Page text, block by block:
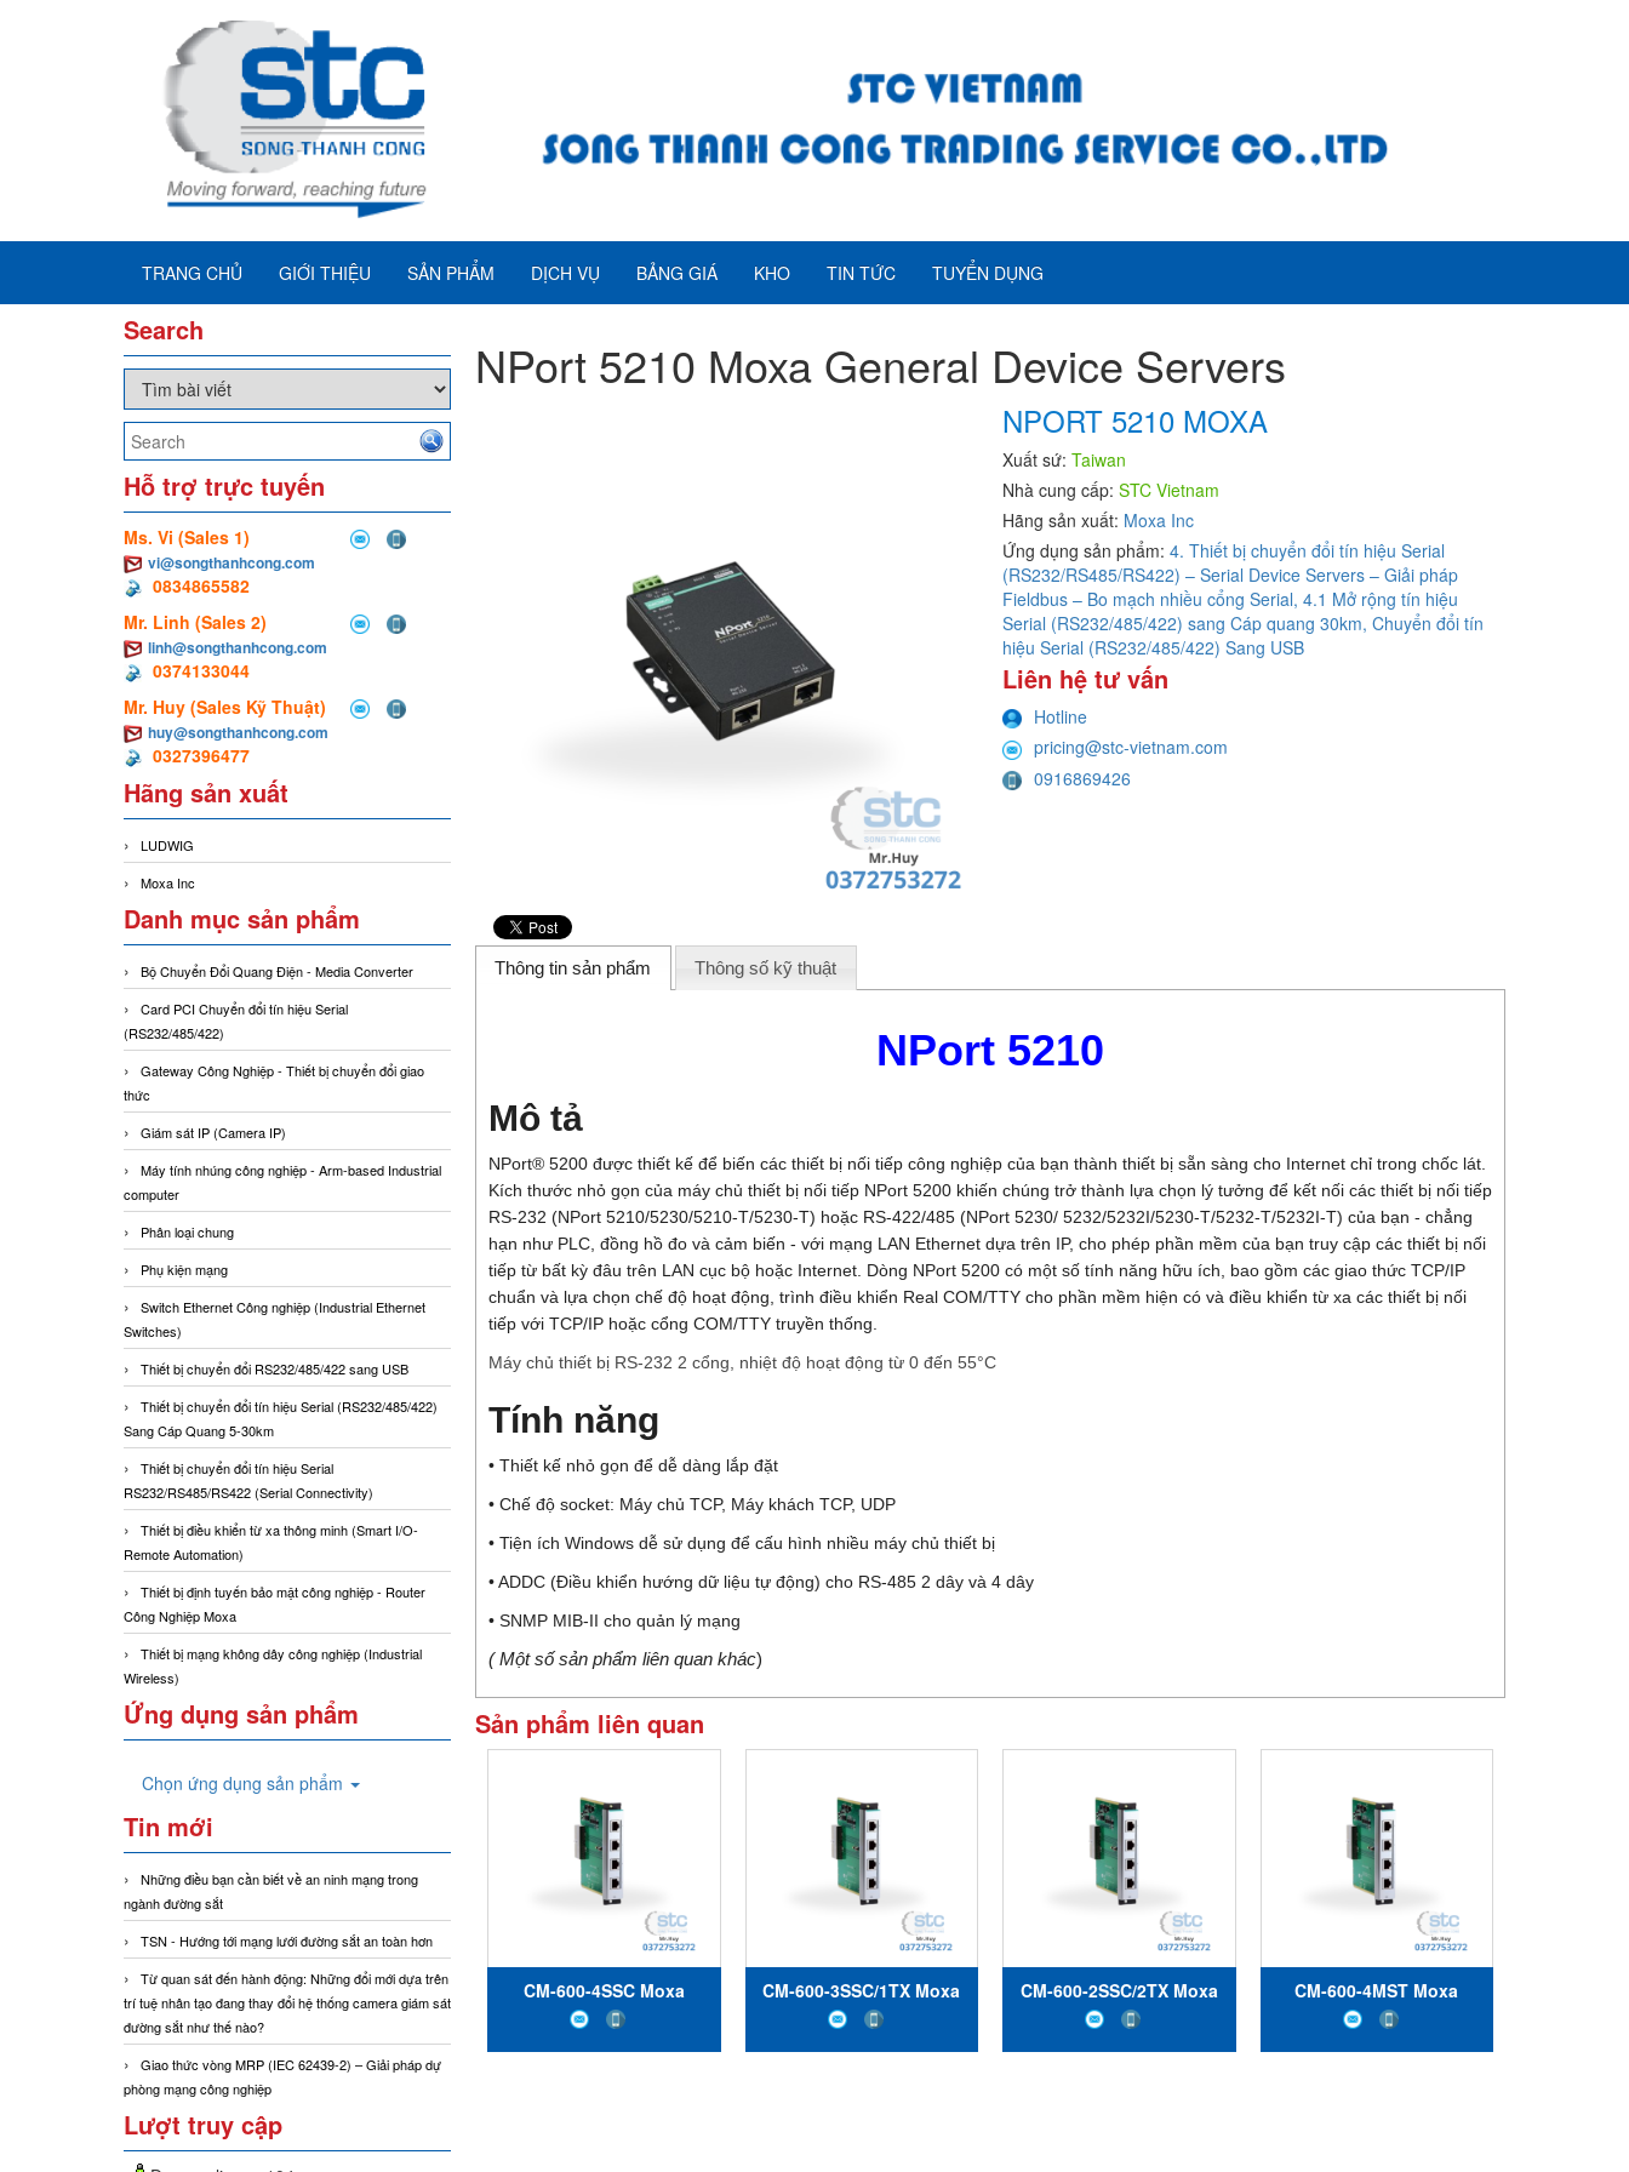
TRANG CHỦ GIỚI THIỆU SẢN PHẨM DỊCH VỤ BẢNG GIÁ KHO TIN TỨC TUYỂN DỤNG
Search
Hỗ trợ trực tuyến
Ms. Vi (Sales 1)
vi@songthanhcong.com
0834865582
Mr. Linh (Sales 2)
linh@songthanhcong.com
0374133044
Mr. Huy (Sales Kỹ Thuật)
huy@songthanhcong.com
0327396477
Hãng sản xuất
LUDWIG
Moxa Inc
Danh mục sản phẩm
Bộ Chuyển Đổi Quang Điện - Media Converter
Card PCI Chuyển đổi tín hiệu Serial
(RS232/485/422)
Gateway Công Nghiệp - Thiết bị chuyển đổi giao
thức
Giám sát IP (Camera IP)
Máy tính nhúng công nghiệp - Arm-based Industrial
computer
Phân loại chung
Phụ kiện mạng
Switch Ethernet Công nghiệp (Industrial Ethernet
Switches)
Thiết bị chuyển đổi RS232/485/422 sang USB
Thiết bị chuyển đổi tín hiệu Serial (RS232/485/422)
Sang Cáp Quang 5-30km
Thiết bị chuyển đổi tín hiệu Serial
RS232/RS485/RS422 (Serial Connectivity)
Thiết bị điều khiển từ xa thông minh (Smart I/O-
Remote Automation)
Thiết bị định tuyến bảo mật công nghiệp - Router
Công Nghiệp Moxa
Thiết bị mạng không dây công nghiệp (Industrial
Wireless)
Ứng dụng sản phẩm
Chọn ứng dụng sản phẩm
Tin mới
Những điều bạn cần biết về an ninh mạng trong
ngành đường sắt
TSN - Hướng tới mạng lưới đường sắt an toàn hơn
Từ quan sát đến hành động: Những đổi mới dựa trên
trí tuệ nhân tạo đang thay đổi hệ thống camera giám sát
đường sắt như thế nào?
Giao thức vòng MRP (IEC 62439-2) – Giải pháp dự
phòng mạng công nghiệp
Lượt truy cập
NPort 5210 Moxa General Device Servers
NPORT 5210 MOXA
Xuất sứ: Taiwan
Nhà cung cấp: STC Vietnam
Hãng sản xuất: Moxa Inc
Ứng dụng sản phẩm: 4. Thiết bị chuyển đổi tín hiệu Serial
(RS232/RS485/RS422) – Serial Device Servers – Giải pháp
Fieldbus – Bo mạch nhiều cổng Serial, 4.1 Mở rộng tín hiệu
Serial (RS232/485/422) sang Cáp quang 30km, Chuyển đổi tín
hiệu Serial (RS232/485/422) Sang USB
Liên hệ tư vấn
Hotline
pricing@stc-vietnam.com
0916869426
Thông tin sản phẩm Thông số kỹ thuật
NPort 5210
Mô tả
NPort® 5200 được thiết kế để biến các thiết bị nối tiếp công nghiệp của bạn thành thiết bị sẵn sàng cho Internet chỉ trong chốc lát.
Kích thước nhỏ gọn của máy chủ thiết bị nối tiếp NPort 5200 khiến chúng trở thành lựa chọn lý tưởng để kết nối các thiết bị nối tiếp
RS-232 (NPort 5210/5230/5210-T/5230-T) hoặc RS-422/485 (NPort 5230/ 5232/5232I/5230-T/5232-T/5232I-T) của bạn - chẳng
hạn như PLC, đồng hồ đo và cảm biến - với mạng LAN Ethernet dựa trên IP, cho phép phần mềm của bạn truy cập các thiết bị nối
tiếp từ bất kỳ đâu trên LAN cục bộ hoặc Internet. Dòng NPort 5200 có một số tính năng hữu ích, bao gồm các giao thức TCP/IP
chuẩn và lựa chọn chế độ hoạt động, trình điều khiển Real COM/TTY cho phần mềm hiện có và điều khiển từ xa các thiết bị nối
tiếp với TCP/IP hoặc cổng COM/TTY truyền thống.
Máy chủ thiết bị RS-232 2 cổng, nhiệt độ hoạt động từ 0 đến 55°C
Tính năng
• Thiết kế nhỏ gọn để dễ dàng lắp đặt
• Chế độ socket: Máy chủ TCP, Máy khách TCP, UDP
• Tiện ích Windows dễ sử dụng để cấu hình nhiều máy chủ thiết bị
• ADDC (Điều khiển hướng dữ liệu tự động) cho RS-485 2 dây và 4 dây
• SNMP MIB-II cho quản lý mạng
( Một số sản phẩm liên quan khác)
Sản phẩm liên quan
CM-600-4SSC Moxa CM-600-3SSC/1TX Moxa CM-600-2SSC/2TX Moxa CM-600-4MST Moxa